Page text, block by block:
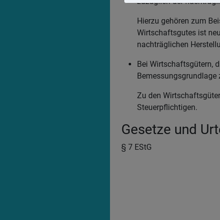
Hierzu gehören zum
Wirtschaftsgutes ist
nachträglichen
Bei Wirtschaftsgütern,
Zu den
Steuerpflichtigen.
Gesetze und
§ 7 EStG